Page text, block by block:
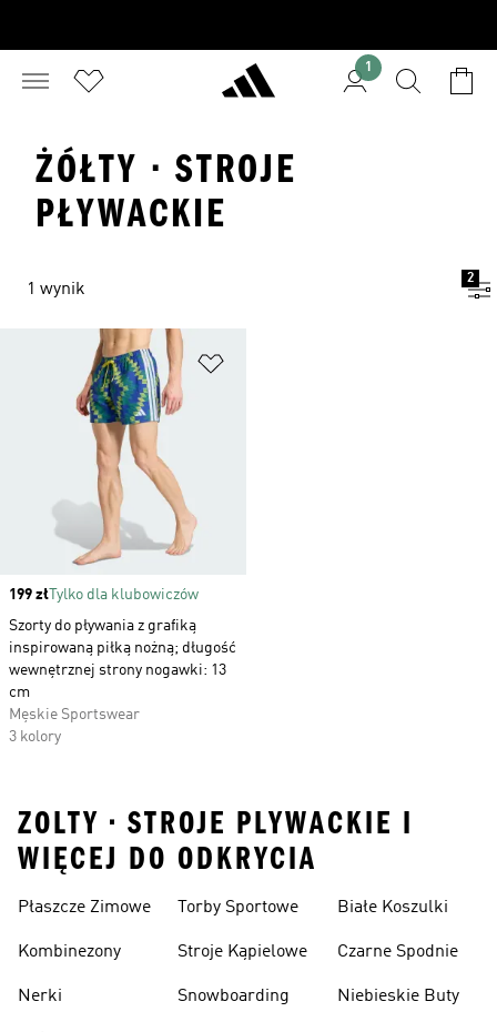
1
ŻÓŁTY · STROJE
PŁYWACKIE
1 wynik
2
Price
199 zł Tylko dla klubowiczów
Szorty do pływania z grafiką
inspirowaną piłką nożną; długość
wewnętrznej strony nogawki: 13
cm
Męskie Sportswear
3 kolory
ZOLTY • STROJE PLYWACKIE I
WIĘCEJ DO ODKRYCIA
Płaszcze Zimowe
Kombinezony
Nerki
Torby Sportowe
Stroje Kąpielowe
Snowboarding
Białe Koszulki
Czarne Spodnie
Niebieskie Buty